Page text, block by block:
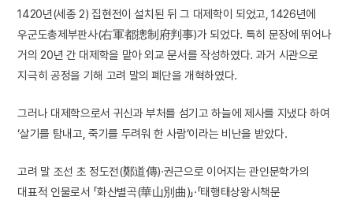
1420년(세종 2) 집현전이 설치된 뒤 그 대제학이 되었고, 1426년에
우군도총제부판사(右軍都摠制府判事)가 되었다. 특히 문장에 뛰어나
거의 20년 간 대제학을 맡아 외교 문서를 작성하였다. 과거 시관으로
지극히 공정을 기해 고려 말의 폐단을 개혁하였다.
그러나 대제학으로서 귀신과 부처를 섬기고 하늘에 제사를 지냈다 하여
‘살기를 탐내고, 죽기를 두려워 한 사람’이라는 비난을 받았다.
고려 말 조선 초 정도전(鄭道傳)·권근으로 이어지는 관인문학가의
대표적 인물로서 「화산별곡(華山別曲)」·「태행태상왕시책문